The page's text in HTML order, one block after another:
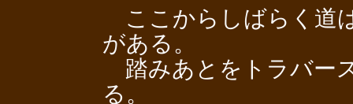
ここからしばらく道
がある。
踏みあとをトラバー
る。